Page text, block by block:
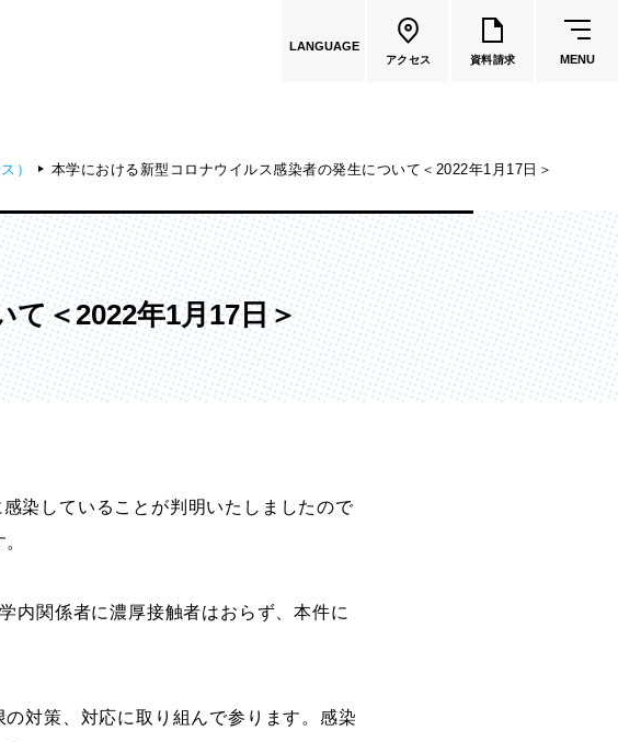
LANGUAGE
アクセス 資料請求 MENU
共通教育
教員一覧
国際文化学部
（2026年度募集停止）
（仮称・構想中／2028年
） 本学における新型コロナウイルス感染者の発生について＜2022年1月17日＞
＜2022年1月17日＞
染していることが判明いたしましたので
内関係者に濃厚接触者はおらず、本件に
対策、対応に取り組んで参ります。感染